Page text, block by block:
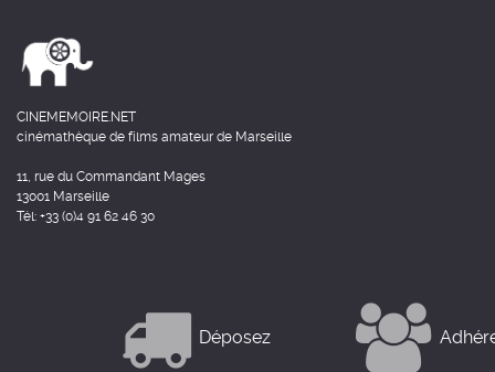
CINEMEMOIRE.NET
cinémathèque de films amateur de Marseille
11, rue du Commandant Mages
13001 Marseille
Tél: +33 (0)4 91 62 46 30
Déposez